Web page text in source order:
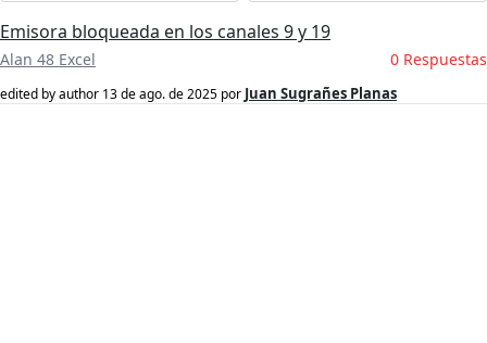
Emisora bloqueada en los canales 9 y 19
Alan 48 Excel 0 Respuestas
edited by author 13 de ago. de 2025 por Juan Sugrañes Planas